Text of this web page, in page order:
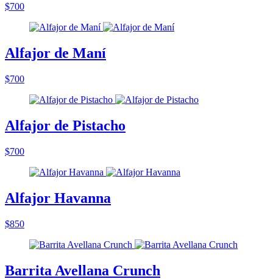
$700
Alfajor de Maní
$700
Alfajor de Pistacho
$700
Alfajor Havanna
$850
Barrita Avellana Crunch